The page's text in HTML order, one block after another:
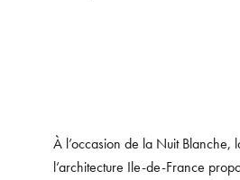
À l’occasion de la Nuit Blanche,
l’architecture Ile-de-France